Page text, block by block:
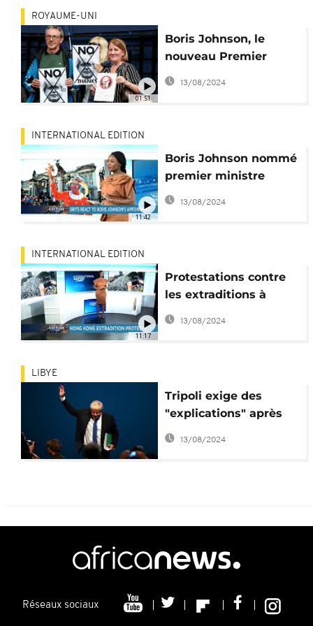
01:51
ROYAUME-UNI
Boris Johnson, le
nouveau Premier
ministre britannique,
13/08/2024
11:42
INTERNATIONAL EDITION
Boris Johnson nommé
premier ministre
britannique
[International Edition]
13/08/2024
11:17
INTERNATIONAL EDITION
Protestations contre
les extraditions à
Hong Kong
[International Edition]
13/08/2024
LIBYE
Tripoli exige des
"explications" après
des propos
polémiques de Boris
13/08/2024
Réseaux sociaux